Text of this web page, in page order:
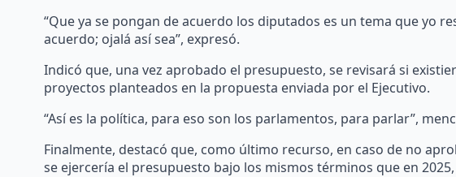
“Que ya se pongan de acuerdo los diputados es un tema que yo
acuerdo; ojalá así sea”, expresó.
Indicó que, una vez aprobado el presupuesto, se revisará si
proyectos planteados en la propuesta enviada por el Ejecutivo.
“Así es la política, para eso son los parlamentos, para parlar”,
Finalmente, destacó que, como último recurso, en caso de no
se ejercería el presupuesto bajo los mismos términos que en